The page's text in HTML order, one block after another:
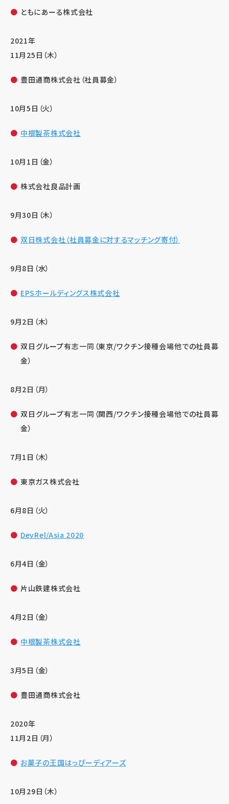
ともにあーる株式会社
2021年
11月25日（木）
豊田通商株式会社（社員募金）
10月5日（火）
中根製茶株式会社
10月1日（金）
株式会社良品計画
9月30日（木）
双日株式会社（社員募金に対するマッチング寄付）
9月8日（水）
EPSホールディングス株式会社
9月2日（木）
双日グループ有志一同（東京/ワクチン接種会場他での社員募
金）
8月2日（月）
双日グループ有志一同（関西/ワクチン接種会場他での社員募
金）
7月1日（木）
東京ガス株式会社
6月8日（火）
DevRel/Asia 2020
6月4日（金）
片山鉄建株式会社
4月2日（金）
中根製茶株式会社
3月5日（金）
豊田通商株式会社
2020年
11月2日（月）
お菓子の王国はっぴーディアーズ
10月29日（木）